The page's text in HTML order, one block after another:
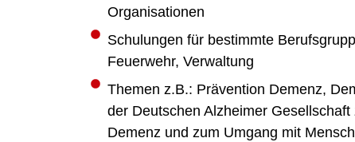
Organisationen
Schulungen für bestimmte
Feuerwehr, Verwaltung
Themen z.B.: Prävention Demenz,
der Deutschen Alzheimer Gesellschaft
Demenz und zum Umgang mit